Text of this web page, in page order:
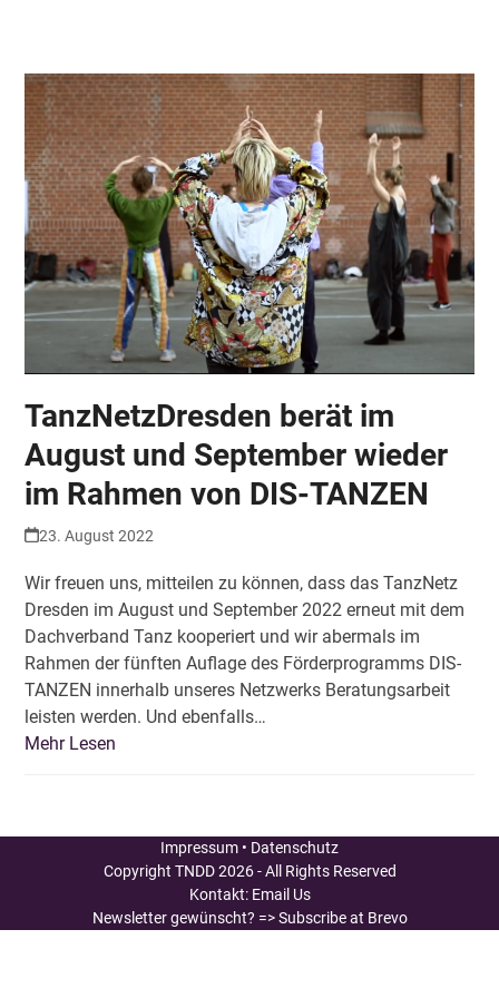
menu
menu
TanzNetzDresden berät im
August und September wieder
im Rahmen von DIS-TANZEN
23. August 2022
Wir freuen uns, mitteilen zu können, dass das TanzNetz
Dresden im August und September 2022 erneut mit dem
Dachverband Tanz kooperiert und wir abermals im
Rahmen der fünften Auflage des Förderprogramms DIS-
TANZEN innerhalb unseres Netzwerks Beratungsarbeit
leisten werden. Und ebenfalls…
Mehr Lesen
Impressum • Datenschutz
Copyright TNDD2026 - All Rights Reserved
Kontakt: Email Us
Newsletter gewünscht? => Subscribe at Brevo